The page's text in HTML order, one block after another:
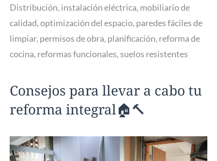
Distribución, instalación eléctrica, mobiliario de
calidad,optimización del espacio, paredes fáciles de
limpiar, permisos de obra, planificación, reforma de
cocina, reformas funcionales, suelos resistentes
Consejos para llevar a cabo tu
reforma integral🏠🔨